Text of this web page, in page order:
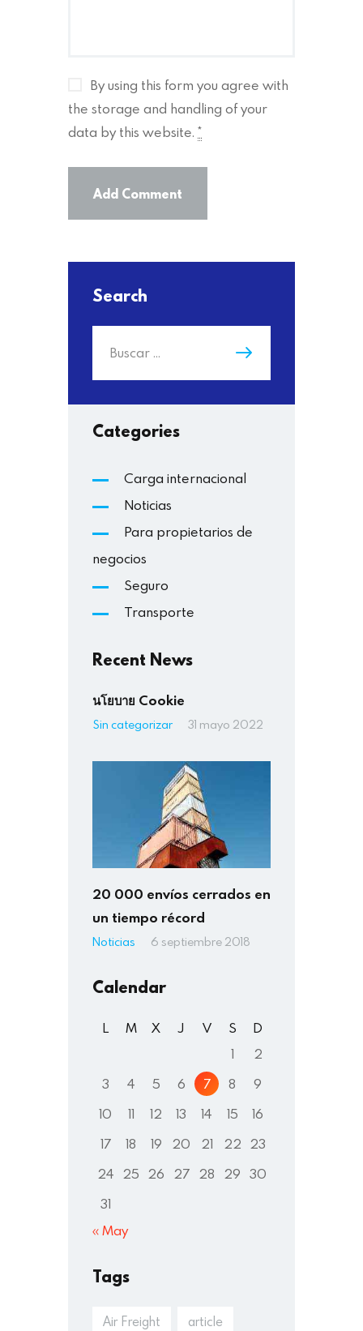
By using this form you agree with
the storage and handling of your
data by this website. *
Search
Categories
Carga internacional
Noticias
Para propietarios de
negocios
Seguro
Transporte
Recent News
นโยบาย Cookie
Sin categorizar 31 mayo 2022
20 000 envíos cerrados en
un tiempo récord
Noticias 6 septiembre 2018
Calendar
L M X J V S
D
1
2
3
4 5 6 7 8
9
10
11 12 13 14 15
16
17
18 19 20 21 22
23
24
25 26 27 28 29 30
31
« May
Tags
Air Freight article